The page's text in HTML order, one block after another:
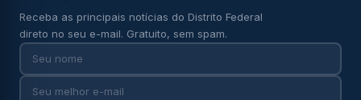
Receba as principais notícias do Distrito Federal
direto no seu e-mail. Gratuito, sem spam.